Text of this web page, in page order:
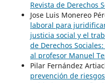
Revista de Derechos
Jose Luis Monereo
laboral para
justicia social y el
de Derechos
al profesor Manuel
Pilar Fernández
prevención de